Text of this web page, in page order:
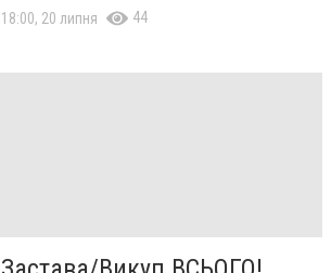
18:00, 20 липня 44